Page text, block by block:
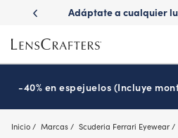
main
content
lentes
¿Es hora de tu
-40% en espejuelos (Incluye
Inicio Marcas Scuderia Ferrari Eyewear